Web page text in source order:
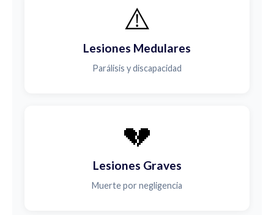
⚠️
Lesiones Medulares
Parálisis y discapacidad
💔
Lesiones Graves
Muerte por negligencia